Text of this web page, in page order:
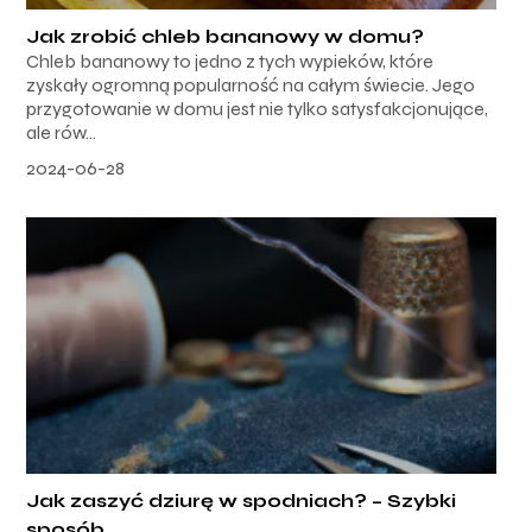
Jak zrobić chleb bananowy w domu?
Chleb bananowy to jedno z tych wypieków, które
zyskały ogromną popularność na całym świecie. Jego
przygotowanie w domu jest nie tylko satysfakcjonujące,
ale rów...
2024-06-28
Jak zaszyć dziurę w spodniach? – Szybki